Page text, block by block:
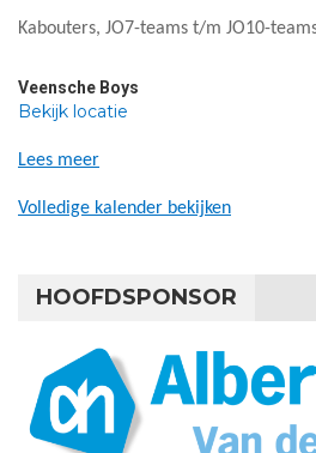
Kabouters, JO7-teams t/m JO10-
Veensche Boys
Bekijk locatie
Lees meer
Volledige kalender bekijken
HOOFDSPONSOR